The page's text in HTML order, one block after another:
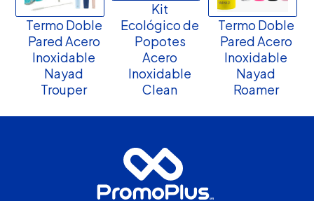
Termo Doble
Pared Acero
Inoxidable
Nayad
Trouper
Kit
Ecológico de
Popotes
Acero
Inoxidable
Clean
Termo Doble
Pared Acero
Inoxidable
Nayad
Roamer